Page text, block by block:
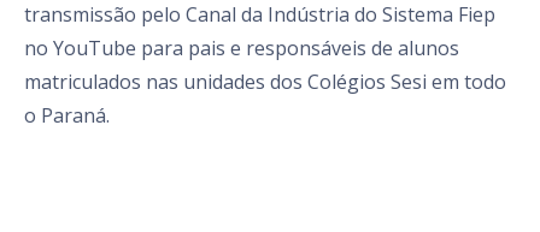
transmissão pelo Canal da Indústria do Sistema Fiep
no YouTube para pais e responsáveis de alunos
matriculados nas unidades dos Colégios Sesi em todo
o Paraná.